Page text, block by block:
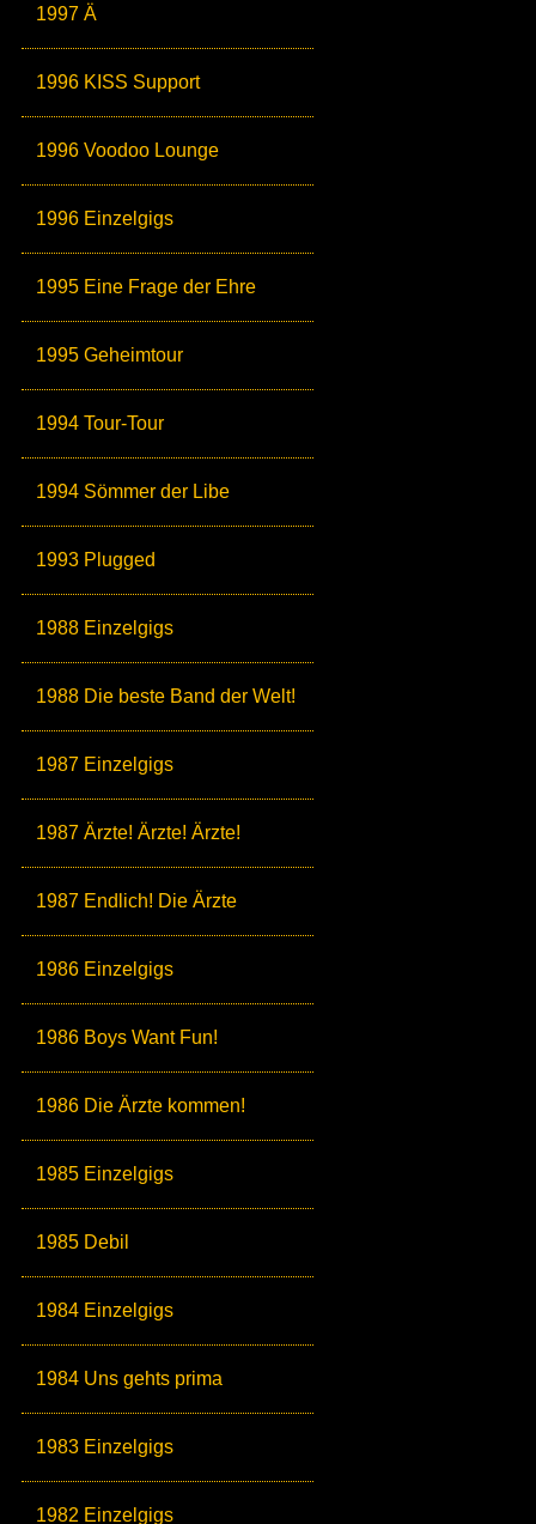
1997 Ä
1996 KISS Support
1996 Voodoo Lounge
1996 Einzelgigs
1995 Eine Frage der Ehre
1995 Geheimtour
1994 Tour-Tour
1994 Sömmer der Libe
1993 Plugged
1988 Einzelgigs
1988 Die beste Band der Welt!
1987 Einzelgigs
1987 Ärzte! Ärzte! Ärzte!
1987 Endlich! Die Ärzte
1986 Einzelgigs
1986 Boys Want Fun!
1986 Die Ärzte kommen!
1985 Einzelgigs
1985 Debil
1984 Einzelgigs
1984 Uns gehts prima
1983 Einzelgigs
1982 Einzelgigs